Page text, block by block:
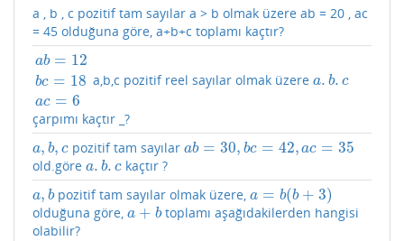
a , b , c pozitif tam sayılar a > b olmak üzere ab = 20 , ac
= 45 olduğuna göre, a+b+c toplamı kaçtır?
ab = 12
bc = 18
ac = 6
ab=12 bc= 18ac =6
a,b,c pozitif reel sayılar olmak üzere a. b. c
a.b.c
çarpımı kaçtır _?
a, b, c
a,b,c pozitif tam sayılarab = 30, bc = 42, ac = 35
ab =30,bc=42 ,ac =35
old.göre a. b. c
a.b.c kaçtır ?
a, b
a,b pozitif tam sayılar olmak üzere,a = b(b + 3)
a=b( b+3)
olduğuna göre, a + b
a+b
toplamı aşağıdakilerden hangisi
olabilir?